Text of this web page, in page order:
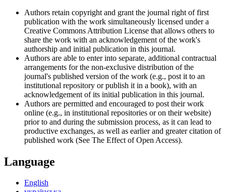
Authors retain copyright and grant the journal right of first
publication with the work simultaneously licensed under a
Creative Commons Attribution License that allows others to
share the work with an acknowledgement of the work's
authorship and initial publication in this journal.
Authors are able to enter into separate, additional contractual
arrangements for the non-exclusive distribution of the
journal's published version of the work (e.g., post it to an
institutional repository or publish it in a book), with an
acknowledgement of its initial publication in this journal.
Authors are permitted and encouraged to post their work
online (e.g., in institutional repositories or on their website)
prior to and during the submission process, as it can lead to
productive exchanges, as well as earlier and greater citation of
published work (See The Effect of Open Access).
Language
English